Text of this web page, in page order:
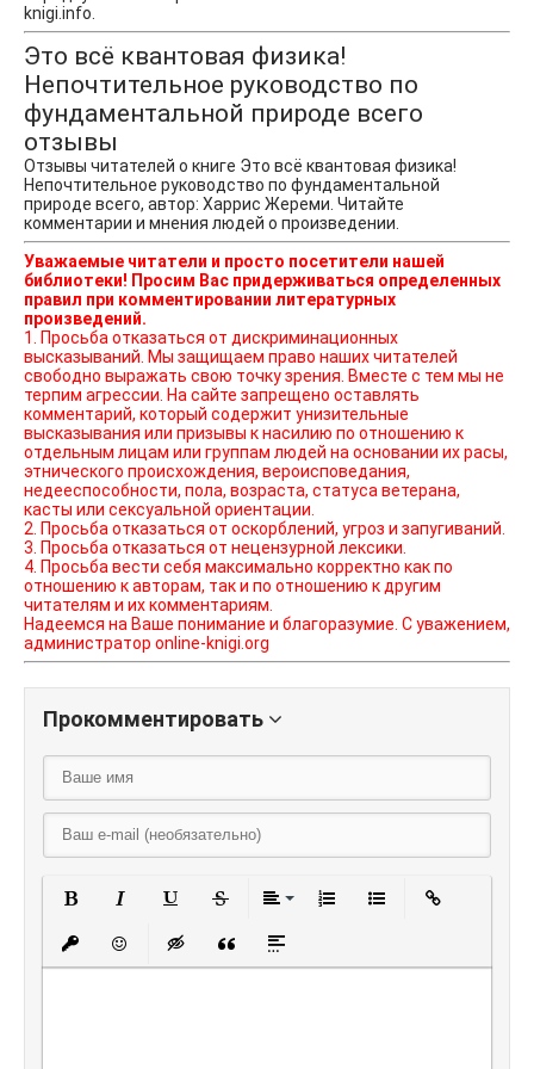
knigi.info.
Это всё квантовая физика!
Непочтительное руководство по
фундаментальной природе всего
отзывы
Отзывы читателей о книге Это всё квантовая физика!
Непочтительное руководство по фундаментальной
природе всего, автор: Харрис Жереми. Читайте
комментарии и мнения людей о произведении.
Уважаемые читатели и просто посетители нашей
библиотеки! Просим Вас придерживаться определенных
правил при комментировании литературных
произведений.
1. Просьба отказаться от дискриминационных
высказываний. Мы защищаем право наших читателей
свободно выражать свою точку зрения. Вместе с тем мы не
терпим агрессии. На сайте запрещено оставлять
комментарий, который содержит унизительные
высказывания или призывы к насилию по отношению к
отдельным лицам или группам людей на основании их расы,
этнического происхождения, вероисповедания,
недееспособности, пола, возраста, статуса ветерана,
касты или сексуальной ориентации.
2. Просьба отказаться от оскорблений, угроз и запугиваний.
3. Просьба отказаться от нецензурной лексики.
4. Просьба вести себя максимально корректно как по
отношению к авторам, так и по отношению к другим
читателям и их комментариям.
Надеемся на Ваше понимание и благоразумие. С уважением,
администратор online-knigi.org
Прокомментировать
Вставить защищенную ссылку
Вставить смайлик
Вставка скрытого текста
Вставка цитаты
Вставка спойлера